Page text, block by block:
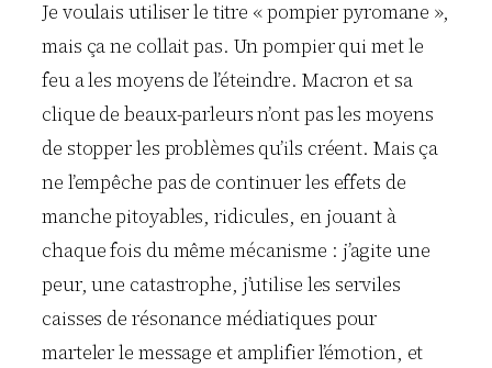
Je voulais utiliser le titre « pompier pyromane »,
mais ça ne collait pas. Un pompier qui met le
feu a les moyens de l’éteindre. Macron et sa
clique de beaux-parleurs n’ont pas les moyens
de stopper les problèmes qu’ils créent. Mais ça
ne l’empêche pas de continuer les effets de
manche pitoyables, ridicules, en jouant à
chaque fois du même mécanisme : j’agite une
peur, une catastrophe, j’utilise les serviles
caisses de résonance médiatiques pour
marteler le message et amplifier l’émotion, et